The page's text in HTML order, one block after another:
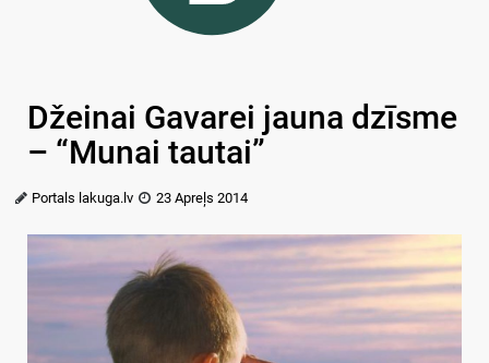
Džeinai Gavarei jauna dzīsme
– “Munai tautai”
Portals lakuga.lv 23 Apreļs 2014